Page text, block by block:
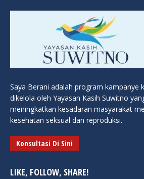
Saya Berani adalah program kampanye
dikelola oleh Yayasan Kasih Suwitno
meningkatkan kesadaran masyarakat
kesehatan seksual dan reproduksi.
Konsultasi Di Sini
LIKE, FOLLOW, SHARE!